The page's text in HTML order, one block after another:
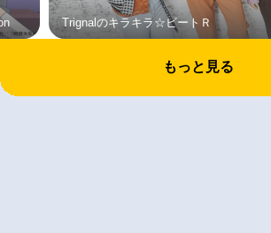
Trignalのキラキラ☆ビートＲ
もっと見る